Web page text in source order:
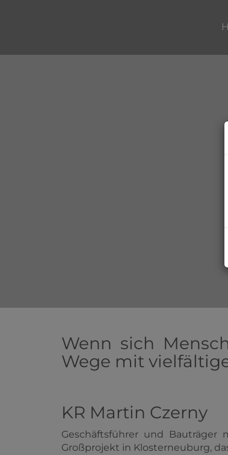
Wenn sich
Wege mit
KR Martin Czerny
Geschäftsführer und Bauträger
Großprojekt in Klosterneuburg,